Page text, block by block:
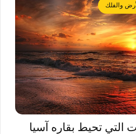
والفلك
التي تحيط بقاره آسيا